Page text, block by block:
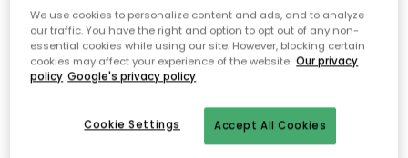
Vi hittar tyvärr inte sidan du
söker
Detta kan bero på att sidan inte längre finns eller att den har
flyttats. Vi ber om ursäkt för besväret. I menyn ovan kan du
We use cookies to personalize content and ads, and to analyze
our traffic. You have the right and option to opt out of any non-
essential cookies while using our site. However, blocking certain
cookies may affect your experience of the website. Our privacy
policy Google's privacy policy
Accept All Cookies
Cookie Settings